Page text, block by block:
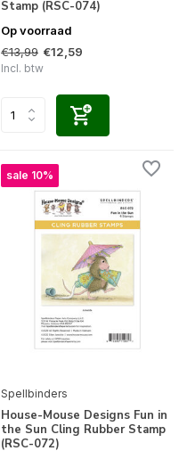
Stamp (RSC-074)
Op voorraad
€13,99 €12,59
Incl. btw
sale 10%
Spellbinders
House-Mouse Designs Fun in
the Sun Cling Rubber Stamp
(RSC-072)